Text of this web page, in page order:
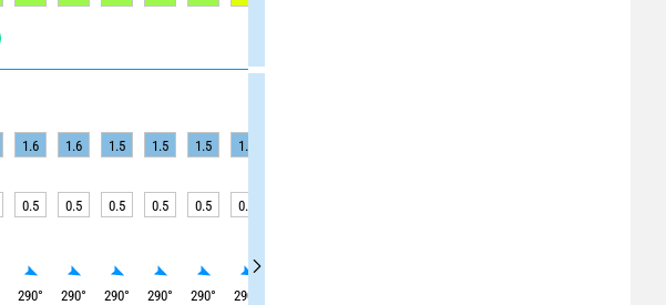
1.6 1.6 1.5 1.5 1.5 1.4
0.5 0.5 0.5 0.5 0.5 0.5
290° 290° 290° 290° 290° 290